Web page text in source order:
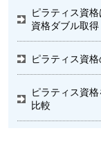
ピラティス資
資格ダブル取得
ピラティス資
ピラティス資
比較